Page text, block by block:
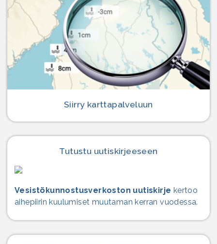
Siirry karttapalveluun
Tutustu uutiskirjeeseen
Vesistö­kunnostus­verkoston uutiskirje kertoo
aihepiirin kuulumiset muutaman kerran vuodessa.